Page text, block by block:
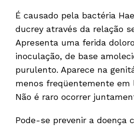
É causado pela bactéria
ducrey através da relação
Apresenta uma ferida
inoculação, de base
purulento. Aparece na
menos freqüentemente em
Não é raro ocorrer
Pode-se prevenir a doença